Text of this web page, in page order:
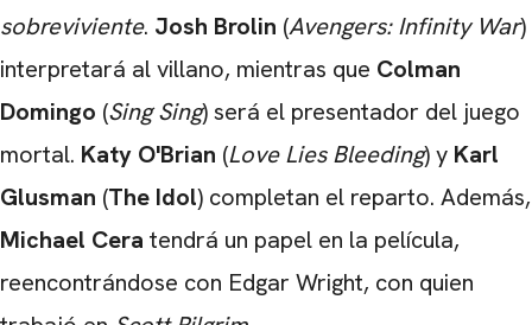
sobreviviente. Josh Brolin (Avengers: Infinity War)
interpretará al villano, mientras que Colman
Domingo (Sing Sing) será el presentador del juego
mortal. Katy O'Brian (Love Lies Bleeding) y Karl
Glusman (The Idol) completan el reparto. Además,
Michael Cera tendrá un papel en la película,
reencontrándose con Edgar Wright, con quien